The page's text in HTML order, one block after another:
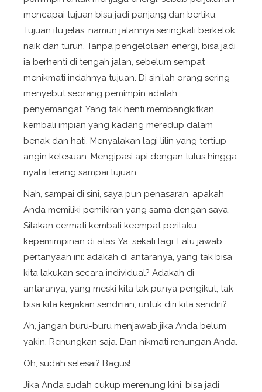
mencapai tujuan bisa jadi panjang dan berliku.
Tujuan itu jelas, namun jalannya seringkali berkelok,
naik dan turun. Tanpa pengelolaan energi, bisa jadi
ia berhenti di tengah jalan, sebelum sempat
menikmati indahnya tujuan. Di sinilah orang sering
menyebut seorang pemimpin adalah
penyemangat. Yang tak henti membangkitkan
kembali impian yang kadang meredup dalam
benak dan hati. Menyalakan lagi lilin yang tertiup
angin kelesuan. Mengipasi api dengan tulus hingga
nyala terang sampai tujuan.
Nah, sampai di sini, saya pun penasaran, apakah
Anda memiliki pemikiran yang sama dengan saya.
Silakan cermati kembali keempat perilaku
kepemimpinan di atas. Ya, sekali lagi. Lalu jawab
pertanyaan ini: adakah di antaranya, yang tak bisa
kita lakukan secara individual? Adakah di
antaranya, yang meski kita tak punya pengikut, tak
bisa kita kerjakan sendirian, untuk diri kita sendiri?
Ah, jangan buru-buru menjawab jika Anda belum
yakin. Renungkan saja. Dan nikmati renungan Anda.
Oh, sudah selesai? Bagus!
Jika Anda sudah cukup merenung kini, bisa jadi